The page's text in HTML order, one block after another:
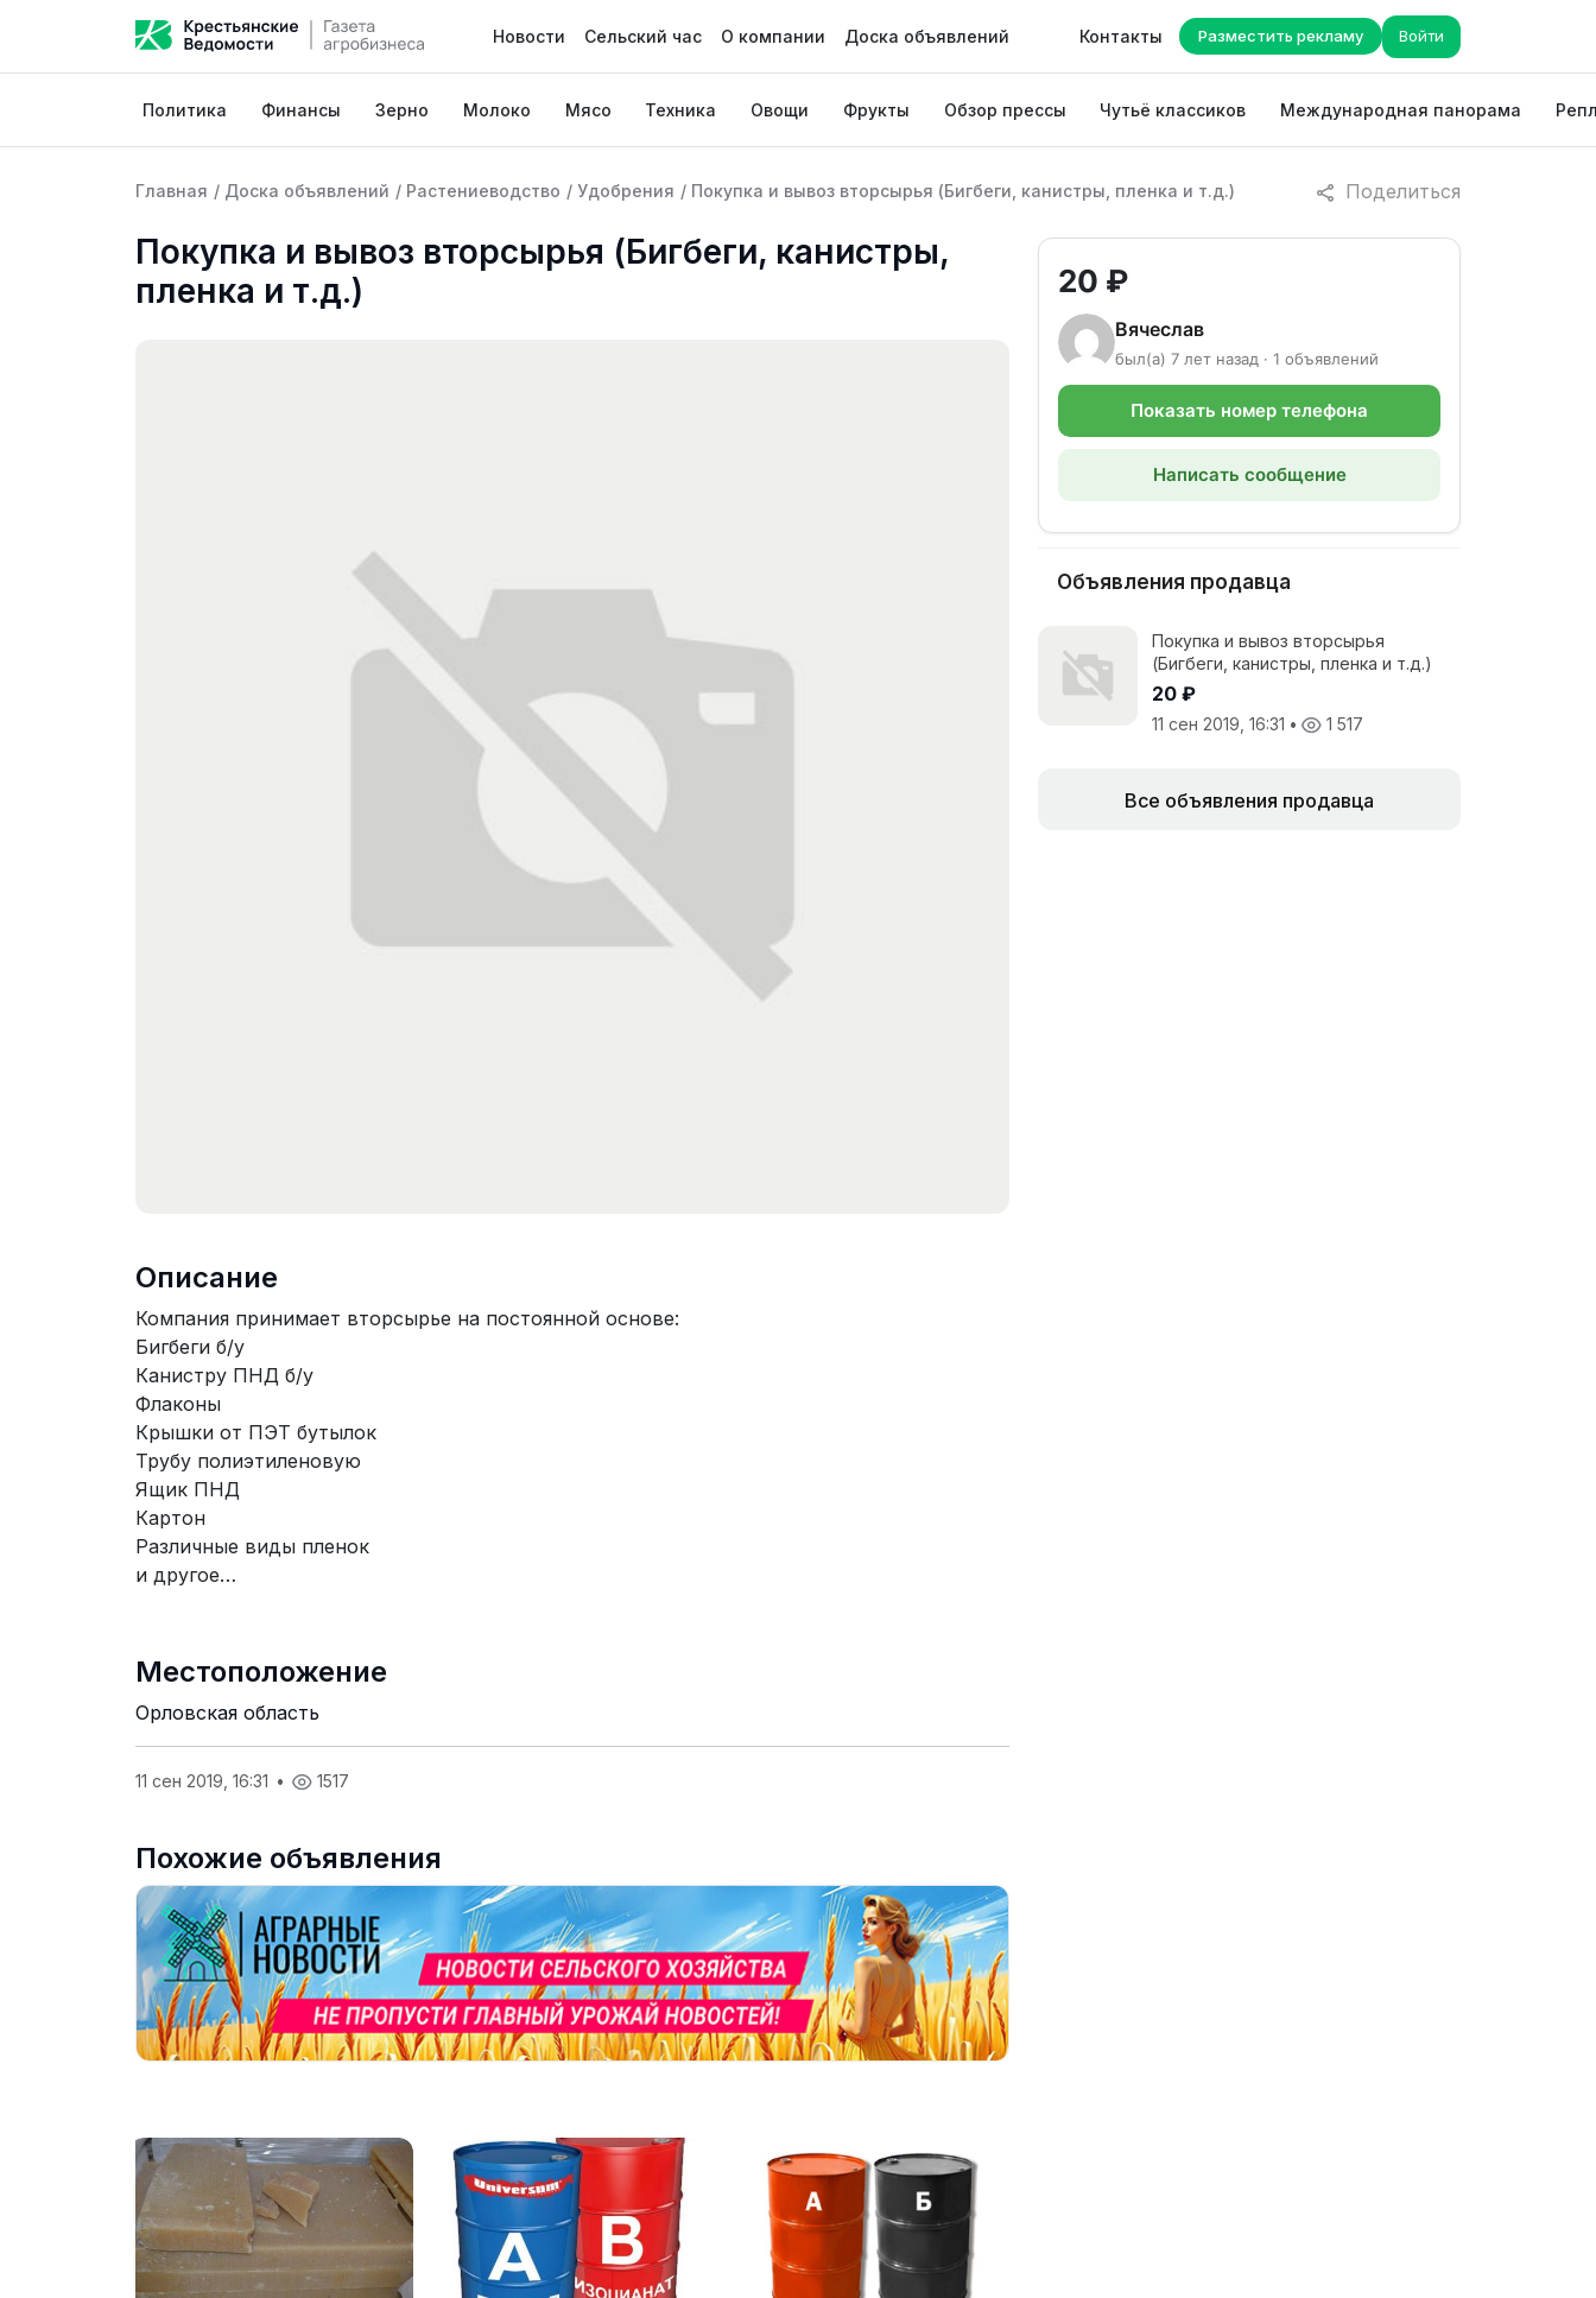
Новости Сельский час О компании Доска объявлений Контакты Разместить рекламу Войти
Политика Финансы Зерно Молоко Мясо Техника Овощи Фрукты Обзор прессы Чутьё классиков Международная панорама
Поделиться
Главная / Доска объявлений / Растениеводство / Удобрения / Покупка и вывоз вторсырья (Бигбеги, канистры, пленка и т.д.)
Покупка и вывоз вторсырья (Бигбеги, канистры,
пленка и т.д.)
Описание
Компания принимает вторсырье на постоянной основе:
Бигбеги б/у
Канистру ПНД б/у
Флаконы
Крышки от ПЭТ бутылок
Трубу полиэтиленовую
Ящик ПНД
Картон
Различные виды пленок
и другое…
Местоположение
Орловская область
11 сен 2019, 16:31 • 1517
Похожие объявления
20 ₽
Вячеслав
был(а) 7 лет назад · 1 объявлений
Показать номер телефона
Написать сообщение
Объявления продавца
Покупка и вывоз вторсырья
(Бигбеги, канистры, пленка и т.д.)
20 ₽
11 сен 2019, 16:31 • 1 517
Все объявления продавца